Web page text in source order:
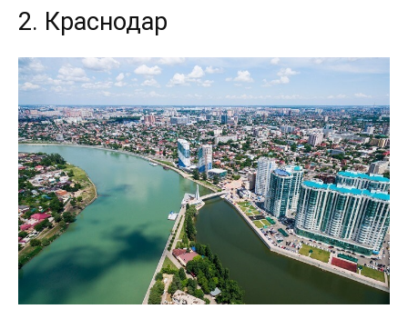
2. Краснодар